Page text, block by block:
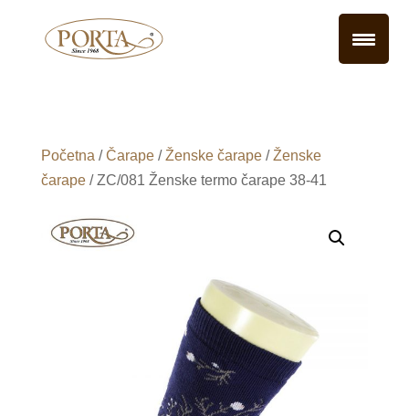
Početna /Čarape/Ženske čarape/Ženske
čarape/ ZC/081 Ženske termo čarape 38-41